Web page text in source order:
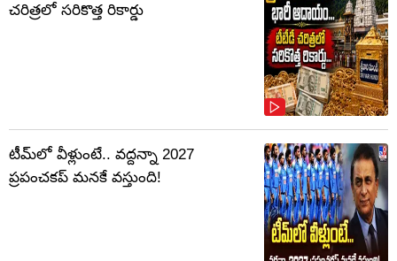
చరిత్రలో సరికొత్త రికార్డు
టీమ్‌లో వీళ్లుంటే.. వద్దన్నా 2027
ప్రపంచకప్‌ మనకే వస్తుంది!